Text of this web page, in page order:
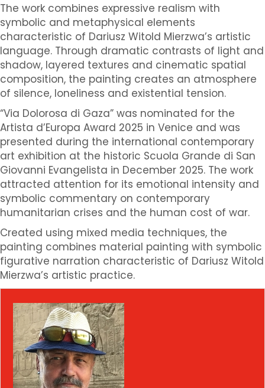
The work combines expressive realism with
symbolic and metaphysical elements
characteristic of Dariusz Witold Mierzwa’s artistic
language. Through dramatic contrasts of light and
shadow, layered textures and cinematic spatial
composition, the painting creates an atmosphere
of silence, loneliness and existential tension.
“Via Dolorosa di Gaza” was nominated for the
Artista d’Europa Award 2025 in Venice and was
presented during the international contemporary
art exhibition at the historic Scuola Grande di San
Giovanni Evangelista in December 2025. The work
attracted attention for its emotional intensity and
symbolic commentary on contemporary
humanitarian crises and the human cost of war.
Created using mixed media techniques, the
painting combines material painting with symbolic
figurative narration characteristic of Dariusz Witold
Mierzwa’s artistic practice.